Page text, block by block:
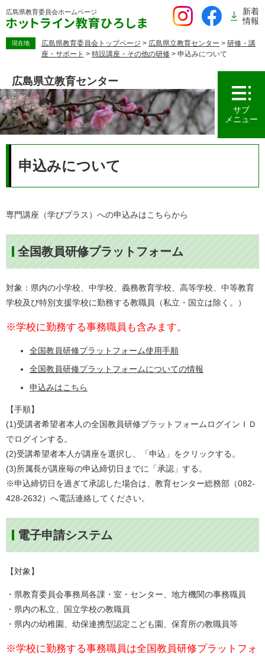
ー
す。
広島県教育委員会ホームページ
新着
情報
現在地 広島県教育委員会トップページ > 広島県立教育センター > 研修・講
座・サポート > 特設講座・その他の研修 > 申込みについて
広島県立教育センター
サブ
メニュー
申込みについて
専門講座（学びプラス）への申込みはこちらから
全国教員研修プラットフォーム
対象：県内の小学校、中学校、義務教育学校、高等学校、中等教育
学校及び特別支援学校に勤務する教職員（私立・国立は除く。）
※学校に勤務する事務職員も含みます。
全国教員研修プラットフォーム使用手順
全国教員研修プラットフォームについての情報
申込みはこちら
【手順】
(1)受講者希望者本人の全国教員研修プラットフォームログインＩＤ
でログインする。
(2)受講希望者本人が講座を選択し、「申込」をクリックする。
(3)所属長が講座毎の申込締切日までに「承認」する。
※申込締切日を過ぎて承認した場合は、教育センター総務部（082-
428-2632）へ電話連絡してください。
電子申請システム
【対象】
・県教育委員会事務局各課・室・センター、地方機関の事務職員
・県内の私立、国立学校の教職員
・県内の幼稚園、幼保連携型認定こども園、保育所の教職員等
※学校に勤務する事務職員は全国教員研修プラットフォ